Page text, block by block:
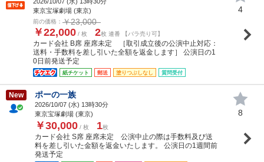
東京宝塚劇場 (東京)
前の価格： ￥23,000
￥22,000 / 枚 2枚 連番 【バラ売り可】
カード会社 B席 座席未定 ［取引成立後の公演中止対応：
送料・手数料を差し引いた全額を返金します］ 公演日の1
0日前発送予定
紙チケット 郵送 塗りつぶしなし 質問受付
4
New ポーの一族
2026/10/07 (水) 13時30分
東京宝塚劇場 (東京)
￥30,000 / 枚 1枚
カード会社 S席 座席未定 公演中止の際は手数料及び送
料を差し引いた金額を返金いたします。 公演日の1週間前
発送予定
8